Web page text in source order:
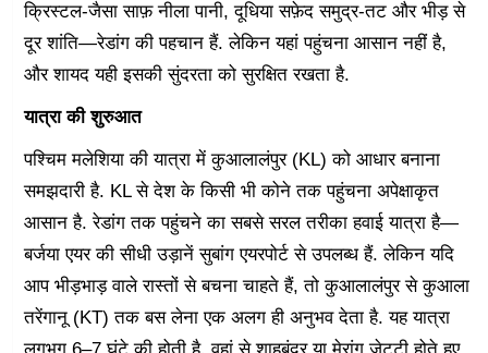
क्रिस्टल-जैसा साफ़ नीला पानी, दूधिया सफ़ेद समुद्र-तट और भीड़ से
दूर शांति—रेडांग की पहचान हैं. लेकिन यहां पहुंचना आसान नहीं है,
और शायद यही इसकी सुंदरता को सुरक्षित रखता है.
यात्रा की शुरुआत
पश्चिम मलेशिया की यात्रा में कुआलालंपुर (KL) को आधार बनाना
समझदारी है. KL से देश के किसी भी कोने तक पहुंचना अपेक्षाकृत
आसान है. रेडांग तक पहुंचने का सबसे सरल तरीका हवाई यात्रा है—
बर्जया एयर की सीधी उड़ानें सुबांग एयरपोर्ट से उपलब्ध हैं. लेकिन यदि
आप भीड़भाड़ वाले रास्तों से बचना चाहते हैं, तो कुआलालंपुर से कुआला
तरेंगानू (KT) तक बस लेना एक अलग ही अनुभव देता है. यह यात्रा
लगभग 6–7 घंटे की होती है. वहां से शाहबंदर या मेरांग जेट्टी होते हुए